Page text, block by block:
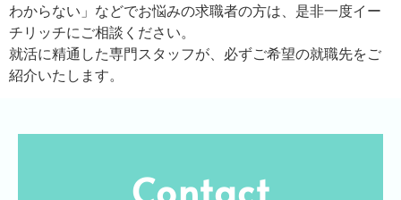
わからない」などでお悩みの求職者の方は、是非一度イー
チリッチにご相談ください。
就活に精通した専門スタッフが、必ずご希望の就職先をご
紹介いたします。